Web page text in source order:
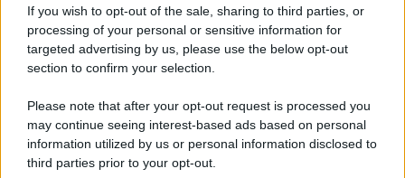
If you wish to opt-out of the sale, sharing to third parties, or
processing of your personal or sensitive information for
targeted advertising by us, please use the below opt-out
section to confirm your selection.
Please note that after your opt-out request is processed you
may continue seeing interest-based ads based on personal
information utilized by us or personal information disclosed to
third parties prior to your opt-out.
© 2026 - Pianeta Design - P.IVA 04827280654 - Testata
Registrata Al Tribunale Di Nocera Inferiore N. 8/2020 - RG N.
ISCRIZIONE AL ROC N. 35792 – ISCRITTA ALL’ANSO
(ASSOCIAZIONE NAZIONALE STAMPA ONLINE)